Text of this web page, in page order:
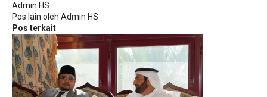
Admin HS
Pos lain oleh Admin HS
Pos terkait